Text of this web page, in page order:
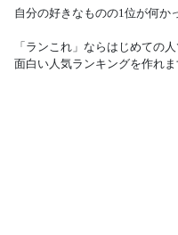
自分の好きなものの1位が何か
「ランこれ」ならはじめての人
面白い人気ランキングを作れま